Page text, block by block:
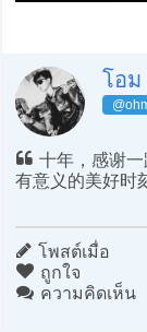
โอม
十年，感谢
有意义的美好时
โพสต์เมื่อ
ถูกใจ
ความคิดเห็น